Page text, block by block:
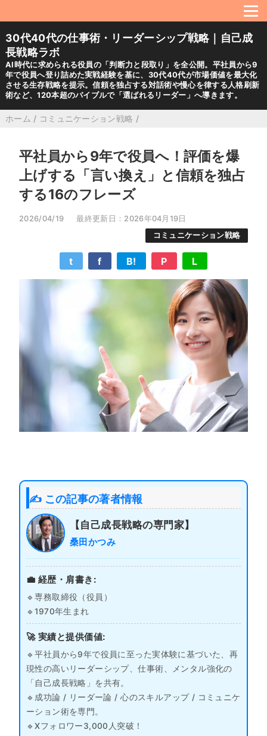
30代40代の仕事術・リーダーシップ戦略｜自己成
長戦略ラボ
AI時代に求められる役員の「判断力と段取り」を全公開。平社員から9
年で役員へ登り詰めた実戦経験を基に、30代40代が市場価値を最大化
させる生存戦略を提示。信頼を独占する対話術や慢心を律する人格刷新
術など、120本超のバイブルで「選ばれるリーダー」へ導きます。
ホーム / コミュニケーション戦略 /
平社員から9年で役員へ！評価を爆
上げする「言い換え」と信頼を独占
する16のフレーズ
2026/04/19
最終更新日：2026年04月19日
コミュニケーション戦略
t f B! P L
✍️ この記事の著者情報
【自己成長戦略の専門家】
桑田かつみ
💼 経歴・肩書き:
🔹専務取締役（役員）
🔹1970年生まれ
🚀 実績と提供価値:
🔹平社員から9年で役員に至った実体験に基づいた、再
現性の高いリーダーシップ、仕事術、メンタル強化の
「自己成長戦略」を共有。
🔹成功論 / リーダー論 / 心のスキルアップ / コミュニケ
ーション術を専門。
🔹Xフォロワー3,000人突破！